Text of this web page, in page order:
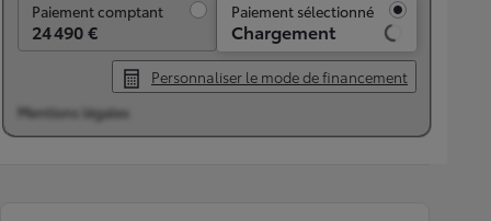
Paiement comptant
24 490 €
Paiement sélectionné
Chargement
Personnaliser le mode de financement
Mentions légales